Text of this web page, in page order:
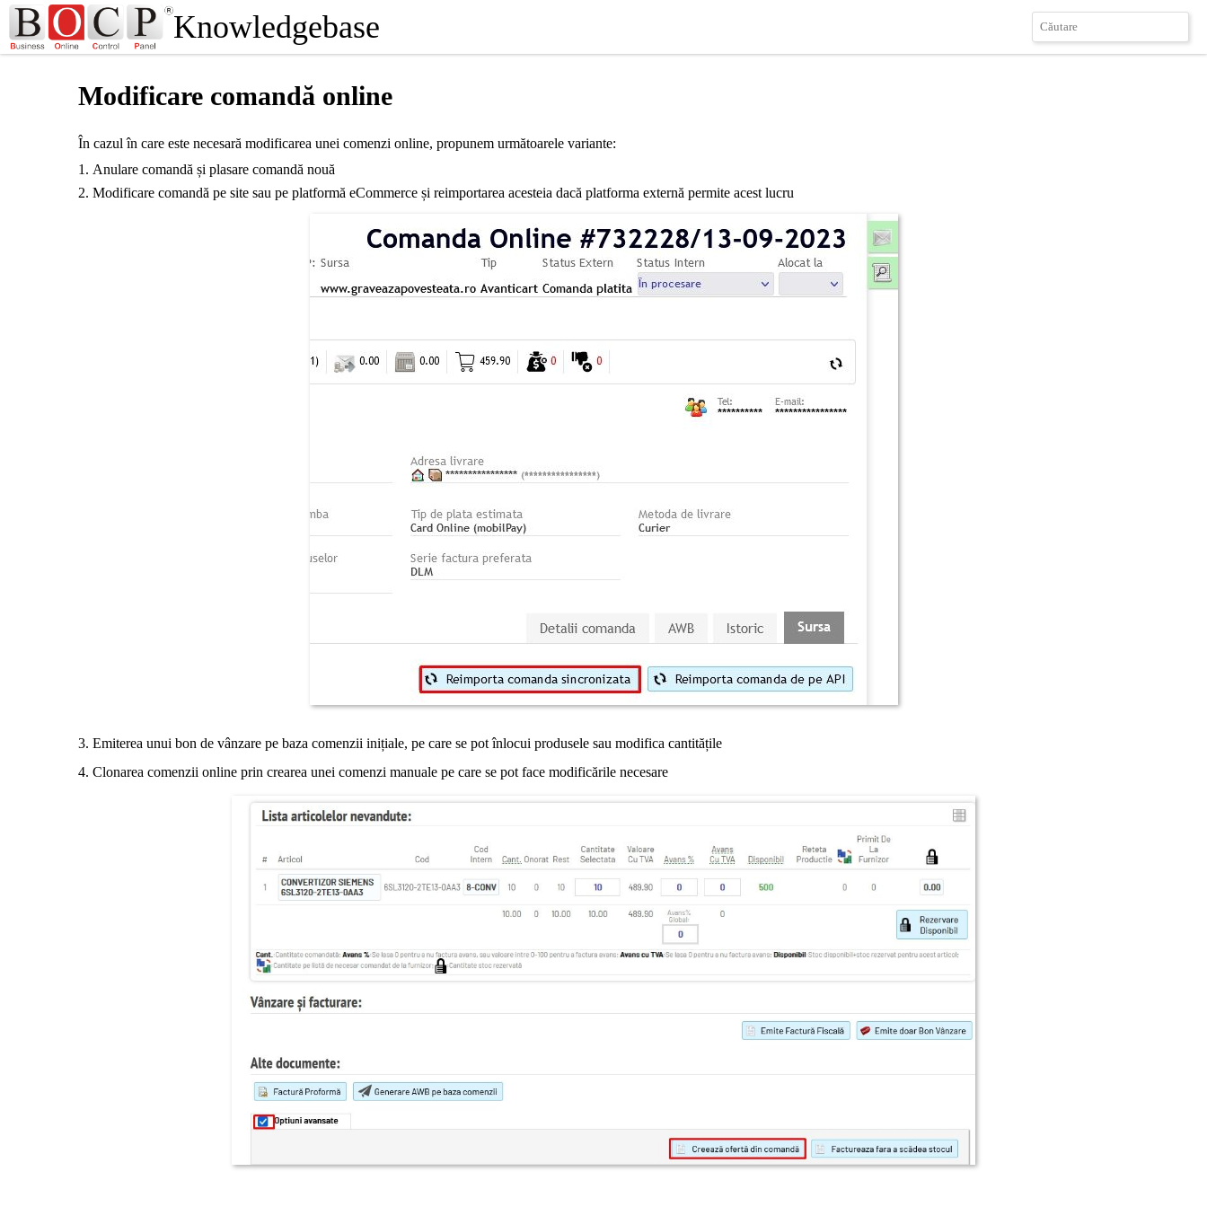
Knowledgebase
Modificare comandă online
În cazul în care este necesară modificarea unei comenzi online, propunem următoarele variante:
Anulare comandă și plasare comandă nouă
Modificare comandă pe site sau pe platformă eCommerce și reimportarea acesteia dacă platforma externă permite acest lucru
3. Emiterea unui bon de vânzare pe baza comenzii inițiale, pe care se pot înlocui produsele sau modifica cantitățile
4. Clonarea comenzii online prin crearea unei comenzi manuale pe care se pot face modificările necesare